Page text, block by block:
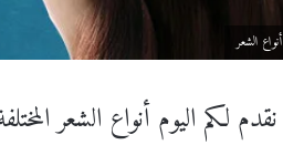
أنواع الشعر
نقدم لكم اليوم أنواع الشعر